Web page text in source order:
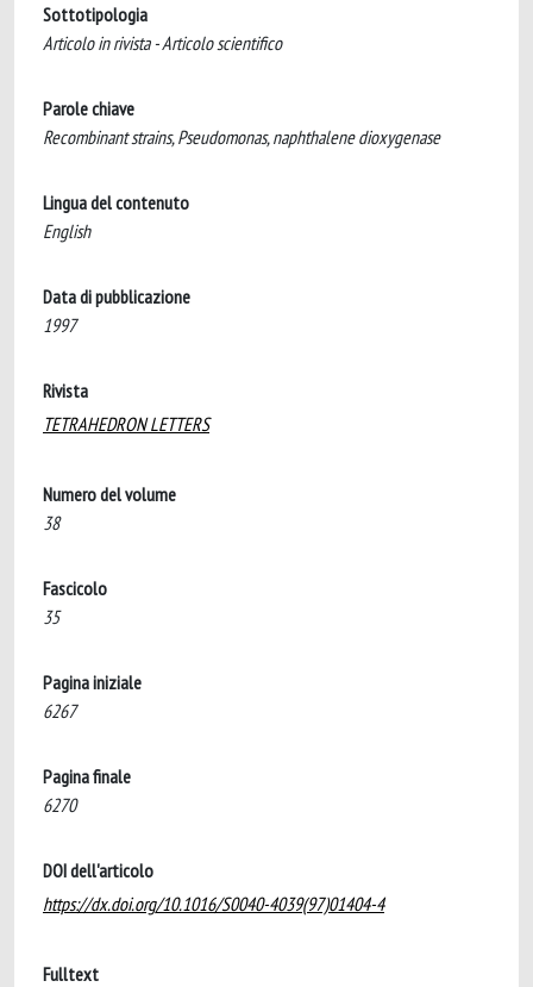
Sottotipologia
Articolo in rivista - Articolo scientifico
Parole chiave
Recombinant strains, Pseudomonas, naphthalene dioxygenase
Lingua del contenuto
English
Data di pubblicazione
1997
Rivista
TETRAHEDRON LETTERS
Numero del volume
38
Fascicolo
35
Pagina iniziale
6267
Pagina finale
6270
DOI dell'articolo
https://dx.doi.org/10.1016/S0040-4039(97)01404-4
Fulltext